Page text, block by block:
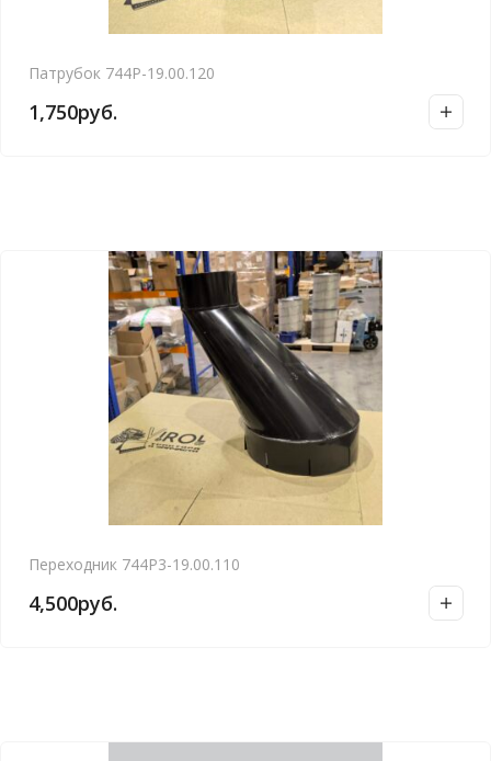
Патрубок 744Р-19.00.120
1,750руб.
Переходник 744Р3-19.00.110
4,500руб.